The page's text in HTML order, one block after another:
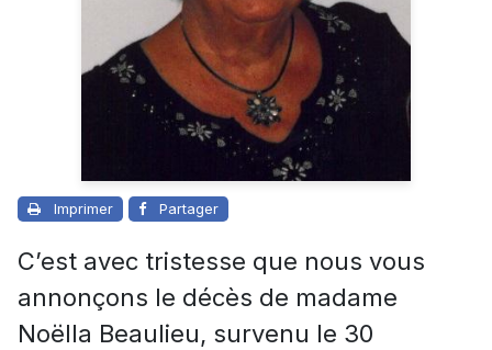
Imprimer Partager
C’est avec tristesse que nous vous
annonçons le décès de madame
Noëlla Beaulieu, survenu le 30